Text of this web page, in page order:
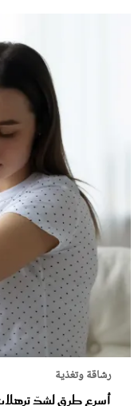
رشاقة وتغذية
أسرع طرق لشدّ